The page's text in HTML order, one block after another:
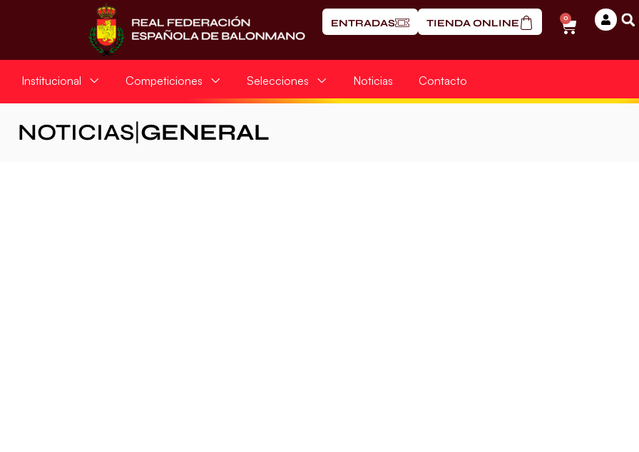
ENTRADAS TIENDA ONLINE 0
Institucional Competiciones Selecciones Noticias Contacto
NOTICIAS GENERAL